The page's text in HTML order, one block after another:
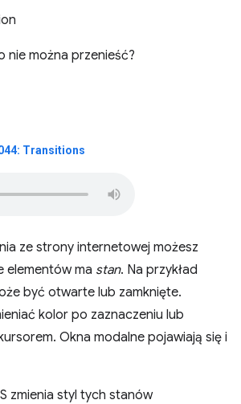
nie można przenieść?
Transitions
ze strony internetowej możesz
elementów ma stan. Na przykład
być otwarte lub zamknięte.
kolor po zaznaczeniu lub
Okna modalne pojawiają się i
zmienia styl tych stanów